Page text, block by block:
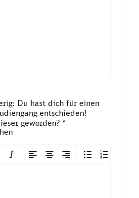
Du hast dich für einen
entschieden!
geworden? *